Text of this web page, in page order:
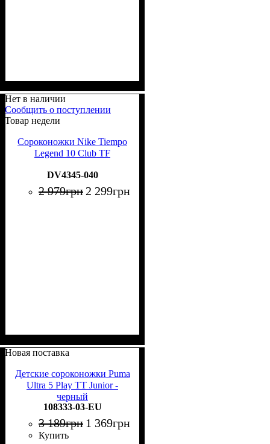
Нет в наличии
Сообщить о поступлении
Товар недели
Сороконожки Nike Tiempo
Legend 10 Club TF
DV4345-040
2 979грн 2 299грн
Новая поставка
Детские сороконожки Puma
Ultra 5 Play TT Junior -
черный
108333-03-EU
3 189грн 1 369грн
Купить